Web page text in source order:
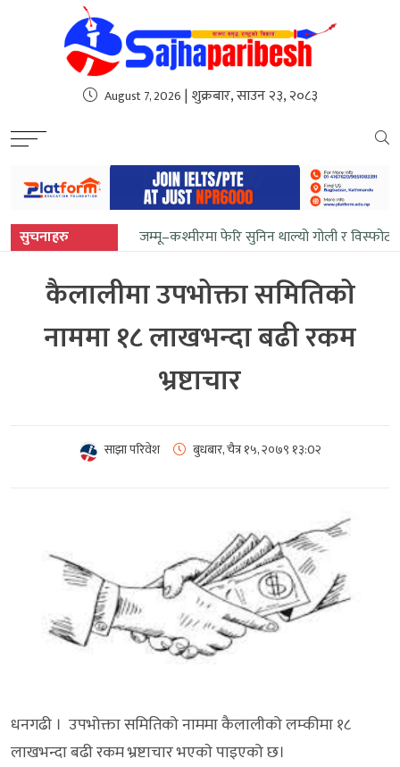
sweet bonanza
August 7, 2026 | शुक्रबार, साउन २३, २०८३
सुचनाहरु जम्मू–कश्मीरमा फेरि सुनिन थाल्यो गोली र
कैलालीमा उपभोक्ता समितिको
नाममा १८ लाखभन्दा बढी रकम
भ्रष्टाचार
साझा परिवेश बुधबार, चैत्र १५, २०७९ १३:0२
धनगढी । उपभोक्ता समितिको नाममा कैलालीको लम्कीमा १८
लाखभन्दा बढी रकम भ्रष्टाचार भएकाे पाइएको छ।